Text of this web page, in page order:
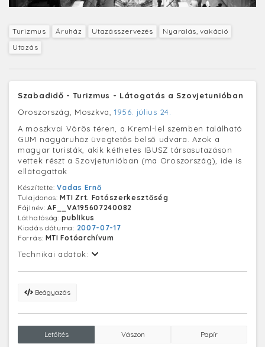
Turizmus Áruház Utazásszervezés
Nyaralás, vakáció
Utazás
Szabadidő - Turizmus - Látogatás a Szovjetunióban
Oroszország, Moszkva,1956. július 24.
A moszkvai Vörös téren, a Kreml-lel szemben található
GUM nagyáruház üvegtetős belső udvara. Azok a
magyar turisták, akik kéthetes IBUSZ társasutazáson
vettek részt a Szovjetunióban (ma Oroszország), ide is
ellátogattak
Készítette:Vadas Ernő
Tulajdonos:MTI Zrt. Fotószerkesztőség
Fájlnév:AF__VA195607240082
Láthatóság:publikus
Kiadás dátuma: 2007-07-17
Forrás: MTI Fotóarchívum
Technikai adatok:
Beágyazás
Letöltés Vászon Papír